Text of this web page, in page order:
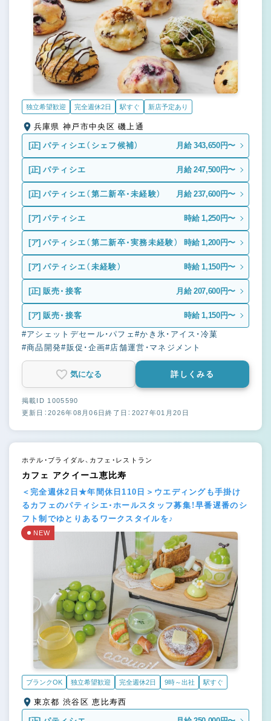
独立希望歓迎 完全週休2日 駅すぐ 新店予定あり
兵庫県 神戸市中央区 磯上通
[正] パティシエ（シェフ候補） 月給 343,650円〜
[正] パティシエ 月給 247,500円〜
[正] パティシエ（第二新卒・未経験） 月給 237,600円〜
[ア] パティシエ 時給 1,250円〜
[ア] パティシエ（第二新卒・実務未経験） 時給 1,200円〜
[ア] パティシエ（未経験） 時給 1,150円〜
[正] 販売・接客 月給 207,600円〜
[ア] 販売・接客 時給 1,150円〜
#アシェットデセール・パフェ#かき氷・アイス・冷菓
#商品開発#販促・企画#店舗運営・マネジメント
気になる 詳しくみる
掲載ID 1005590
更新日：2026年08月06日終了日：2027年01月20日
ホテル・ブライダル、カフェ・レストラン
カフェ アクイーユ恵比寿
＜完全週休2日★年間休日110日＞ウエディングも手掛け
るカフェのパティシエ・ホールスタッフ募集！早番遅番のシ
フト制でゆとりあるワークスタイルを♪
NEW
ブランクOK 独立希望歓迎 完全週休2日 9時～出社 駅すぐ
東京都 渋谷区 恵比寿西